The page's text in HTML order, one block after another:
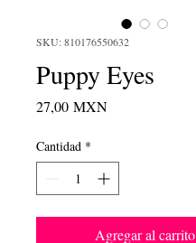
SKU: 810176550632
Puppy Eyes
27,00 MXNPrecio
Cantidad *
Agregar al carrito